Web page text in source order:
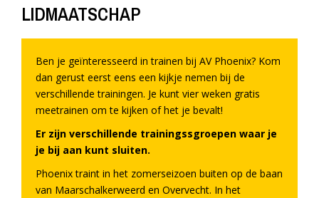
LIDMAATSCHAP
Ben je geïnteresseerd in trainen bij AV Phoenix? Kom
dan gerust eerst eens een kijkje nemen bij de
verschillende trainingen. Je kunt vier weken gratis
meetrainen om te kijken of het je bevalt!
Er zijn verschillende trainingssgroepen waar je
je bij aan kunt sluiten.
Phoenix traint in het zomerseizoen buiten op de baan
van Maarschalkerweerd en Overvecht. In het